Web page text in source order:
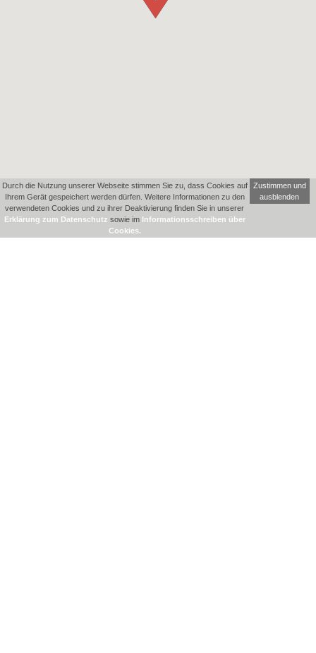
Durch die Nutzung unserer Webseite stimmen Sie zu, dass Cookies auf
Ihrem Gerät gespeichert werden dürfen. Weitere Informationen zu den
verwendeten Cookies und zu ihrer Deaktivierung finden Sie in unserer
Erklärung zum Datenschutz sowie im Informationsschreiben über
Cookies.
Zustimmen und
ausblenden